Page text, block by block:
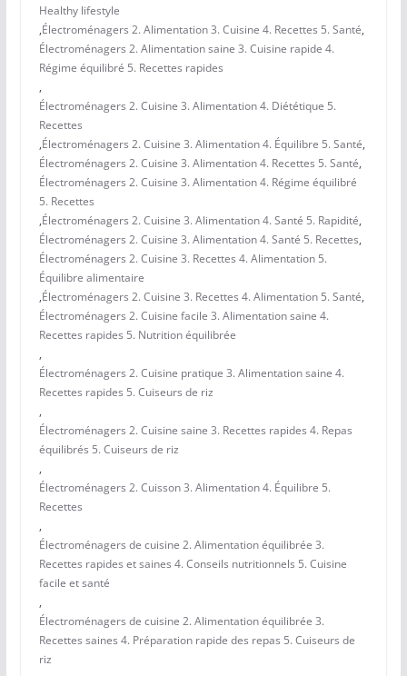
Healthy lifestyle
,Électroménagers 2. Alimentation 3. Cuisine 4. Recettes 5. Santé,
Électroménagers 2. Alimentation saine 3. Cuisine rapide 4.
Régime équilibré 5. Recettes rapides
,
Électroménagers 2. Cuisine 3. Alimentation 4. Diététique 5.
Recettes
,Électroménagers 2. Cuisine 3. Alimentation 4. Équilibre 5. Santé,
Électroménagers 2. Cuisine 3. Alimentation 4. Recettes 5. Santé,
Électroménagers 2. Cuisine 3. Alimentation 4. Régime équilibré
5. Recettes
,Électroménagers 2. Cuisine 3. Alimentation 4. Santé 5. Rapidité,
Électroménagers 2. Cuisine 3. Alimentation 4. Santé 5. Recettes,
Électroménagers 2. Cuisine 3. Recettes 4. Alimentation 5.
Équilibre alimentaire
,Électroménagers 2. Cuisine 3. Recettes 4. Alimentation 5. Santé,
Électroménagers 2. Cuisine facile 3. Alimentation saine 4.
Recettes rapides 5. Nutrition équilibrée
,
Électroménagers 2. Cuisine pratique 3. Alimentation saine 4.
Recettes rapides 5. Cuiseurs de riz
,
Électroménagers 2. Cuisine saine 3. Recettes rapides 4. Repas
équilibrés 5. Cuiseurs de riz
,
Électroménagers 2. Cuisson 3. Alimentation 4. Équilibre 5.
Recettes
,
Électroménagers de cuisine 2. Alimentation équilibrée 3.
Recettes rapides et saines 4. Conseils nutritionnels 5. Cuisine
facile et santé
,
Électroménagers de cuisine 2. Alimentation équilibrée 3.
Recettes saines 4. Préparation rapide des repas 5. Cuiseurs de
riz